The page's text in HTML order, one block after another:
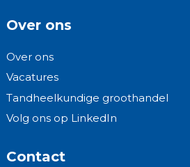
Over ons
Over ons
Vacatures
Tandheelkundige groothandel
Volg ons op LinkedIn
Contact